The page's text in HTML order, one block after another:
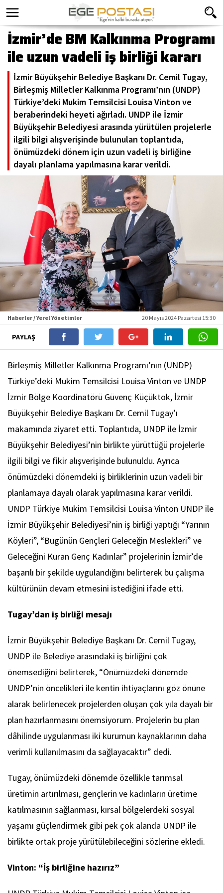
İzmir’de BM Kalkınma Programı
ile uzun vadeli iş birliği kararı
İzmir Büyükşehir Belediye Başkanı Dr. Cemil Tugay,
Birleşmiş Milletler Kalkınma Programı’nın (UNDP)
Türkiye’deki Mukim Temsilcisi Louisa Vinton ve
beraberindeki heyeti ağırladı. UNDP ile İzmir
Büyükşehir Belediyesi arasında yürütülen projelerle
ilgili bilgi alışverişinde bulunulan toplantıda,
önümüzdeki dönem için uzun vadeli iş birliğine
dayalı planlama yapılmasına karar verildi.
Haberler / Yerel Yönetimler 20 Mayıs 2024 Pazartesi 15:30
PAYLAŞ
Birleşmiş Milletler Kalkınma Programı’nın (UNDP)
Türkiye’deki Mukim Temsilcisi Louisa Vinton ve UNDP
İzmir Bölge Koordinatörü Güvenç Küçüktok, İzmir
Büyükşehir Belediye Başkanı Dr. Cemil Tugay’ı
makamında ziyaret etti. Toplantıda, UNDP ile İzmir
Büyükşehir Belediyesi’nin birlikte yürüttüğü projelerle
ilgili bilgi ve fikir alışverişinde bulunuldu. Ayrıca
önümüzdeki dönemdeki iş birliklerinin uzun vadeli bir
planlamaya dayalı olarak yapılmasına karar verildi.
UNDP Türkiye Mukim Temsilcisi Louisa Vinton UNDP ile
İzmir Büyükşehir Belediyesi’nin iş birliği yaptığı “Yarının
Köyleri”, “Bugünün Gençleri Geleceğin Meslekleri” ve
Geleceğini Kuran Genç Kadınlar” projelerinin İzmir’de
başarılı bir şekilde uygulandığını belirterek bu çalışma
kültürünün devam etmesini istediğini ifade etti.
Tugay’dan iş birliği mesajı
İzmir Büyükşehir Belediye Başkanı Dr. Cemil Tugay,
UNDP ile Belediye arasındaki iş birliğini çok
önemsediğini belirterek, “Önümüzdeki dönemde
UNDP’nin öncelikleri ile kentin ihtiyaçlarını göz önüne
alarak belirlenecek projelerden oluşan çok yıla dayalı bir
plan hazırlanmasını önemsiyorum. Projelerin bu plan
dâhilinde uygulanması iki kurumun kaynaklarının daha
verimli kullanılmasını da sağlayacaktır” dedi.
Tugay, önümüzdeki dönemde özellikle tarımsal
üretimin artırılması, gençlerin ve kadınların üretime
katılmasının sağlanması, kırsal bölgelerdeki sosyal
yaşamı güçlendirmek gibi pek çok alanda UNDP ile
birlikte ortak proje yürütülebileceğini sözlerine ekledi.
Vinton: “İş birliğine hazırız”